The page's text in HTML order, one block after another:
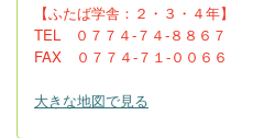
【ふたば学舎：２・３ ・４年】
TEL ０７７４-７４-８８６７
FAX ０７７４-７１-００６６
大きな地図で見る